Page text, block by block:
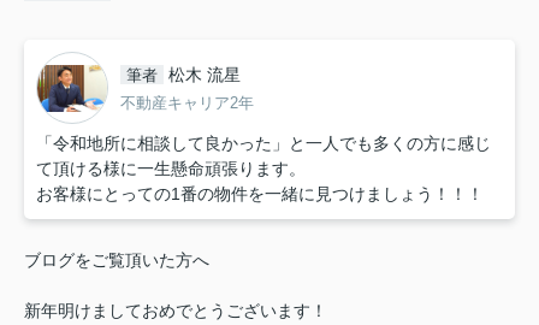
筆者 松木 流星
不動産キャリア2年
「令和地所に相談して良かった」と一人でも多くの方に感じ
て頂ける様に一生懸命頑張ります。
お客様にとっての1番の物件を一緒に見つけましょう！！！
ブログをご覧頂いた方へ
新年明けましておめでとうございます！